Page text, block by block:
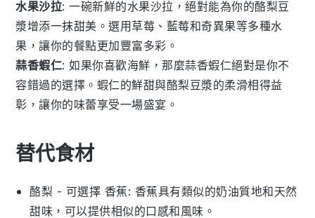
水果沙拉: 一碗新鮮的水果沙拉，絕對能為你的酪梨豆
漿增添一抹甜美。選用草莓 、 藍莓和奇異果等多種水
果，讓你的餐點更加豐富多彩。
蒜香蝦仁: 如果你喜歡海鮮，那麼蒜香蝦仁絕對是你不
容錯過的選擇。蝦仁的鮮甜與酪梨豆漿的柔滑相得益
彰，讓你的味蕾享受一場盛宴。
替代食材
酪梨 - 可選擇 香蕉: 香蕉具有類似的奶油質地和天然
甜味，可以提供相似的口感和風味。